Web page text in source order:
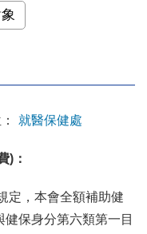
就醫保健處
)：
定，本會全額補助健
保身分第六類第一目